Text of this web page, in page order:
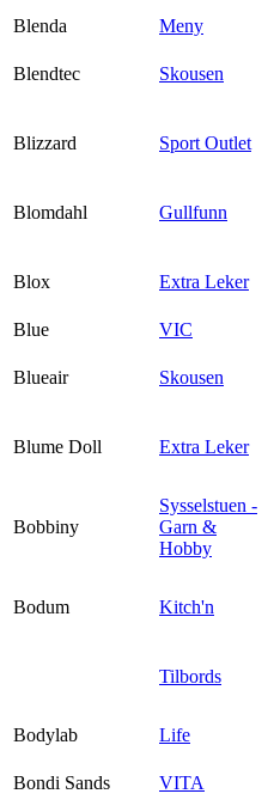
Blenda
Meny
Blendtec Skousen
Blizzard Sport Outlet
Blomdahl Gullfunn
Blox Extra Leker
Blue
VIC
Blueair Skousen
Blume Doll Extra Leker
Bobbiny
Sysselstuen -
Garn &
Hobby
Bodum Kitch'n
Tilbords
Bodylab
Life
Bondi Sands
VITA